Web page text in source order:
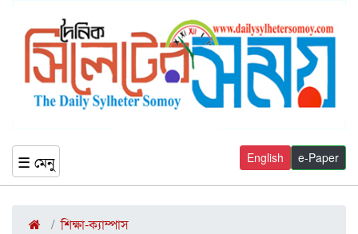
☰ মেনু e-Paper
English
শিক্ষা-ক্যাম্পাস